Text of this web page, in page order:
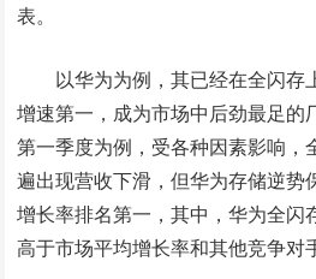
表。
以华为为例，其已经在全闪存
增速第一，成为市场中后劲最足的
第一季度为例，受各种因素影响，
遍出现营收下滑，但华为存储逆势
增长率排名第一，其中，华为全闪
高于市场平均增长率和其他竞争对